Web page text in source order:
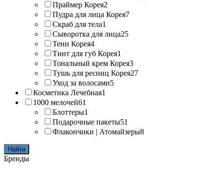
Праймер Корея2
Пудра для лица Корея7
Скраб для тела1
Сыворотка для лица25
Тени Корея4
Тинт для губ Корея1
Тональный крем Корея3
Тушь для ресниц Корея27
Уход за волосами5
Косметика Лечебная1
1000 мелочей61
Блоттеры1
Подарочные пакеты51
Флакончики | Атомайзеры8
Найти
Бренды